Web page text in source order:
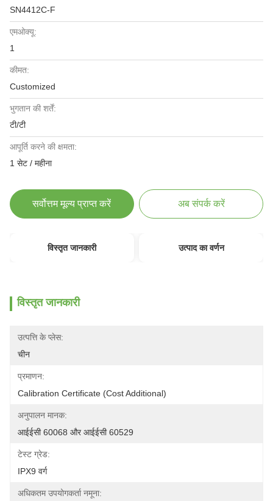
SN4412C-F
एमओक्यू:
1
कीमत:
Customized
भुगतान की शर्तें:
टी/टी
आपूर्ति करने की क्षमता:
1 सेट / महीना
सर्वोत्तम मूल्य प्राप्त करें अब संपर्क करें
विस्तृत जानकारी उत्पाद का वर्णन
विस्तृत जानकारी
उत्पत्ति के प्लेस:
चीन
प्रमाणन:
Calibration Certificate (Cost Additional)
अनुपालन मानक:
आईईसी 60068 और आईईसी 60529
टेस्ट ग्रेड:
IPX9 वर्ग
अधिकतम उपयोगकर्ता नमूना: